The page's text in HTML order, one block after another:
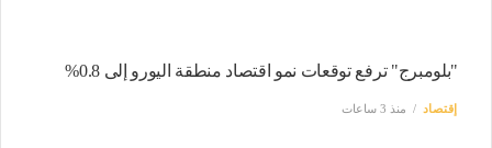
"بلومبرج" ترفع توقعات نمو اقتصاد منطقة اليورو إلى 0.8%
إقتصاد منذ 3 ساعات